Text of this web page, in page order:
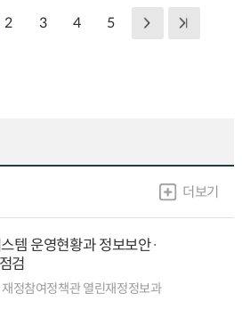
2 3 4 5
더보기
템 운영현황과 정보보안·
검
정참여정책관 열린재정정보과